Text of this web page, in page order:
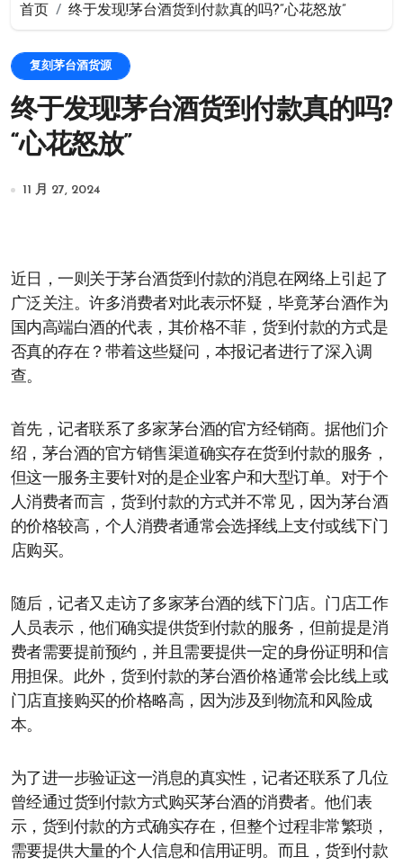
首页 终于发现!茅台酒货到付款真的吗?“心花怒放”
复刻茅台酒货源
终于发现!茅台酒货到付款真的吗?
“心花怒放”
11 月 27, 2024
近日，一则关于茅台酒货到付款的消息在网络上引起了
广泛关注。许多消费者对此表示怀疑，毕竟茅台酒作为
国内高端白酒的代表，其价格不菲，货到付款的方式是
否真的存在？带着这些疑问，本报记者进行了深入调
查。
首先，记者联系了多家茅台酒的官方经销商。据他们介
绍，茅台酒的官方销售渠道确实存在货到付款的服务，
但这一服务主要针对的是企业客户和大型订单。对于个
人消费者而言，货到付款的方式并不常见，因为茅台酒
的价格较高，个人消费者通常会选择线上支付或线下门
店购买。
随后，记者又走访了多家茅台酒的线下门店。门店工作
人员表示，他们确实提供货到付款的服务，但前提是消
费者需要提前预约，并且需要提供一定的身份证明和信
用担保。此外，货到付款的茅台酒价格通常会比线上或
门店直接购买的价格略高，因为涉及到物流和风险成
本。
为了进一步验证这一消息的真实性，记者还联系了几位
曾经通过货到付款方式购买茅台酒的消费者。他们表
示，货到付款的方式确实存在，但整个过程非常繁琐，
需要提供大量的个人信息和信用证明。而且，货到付款